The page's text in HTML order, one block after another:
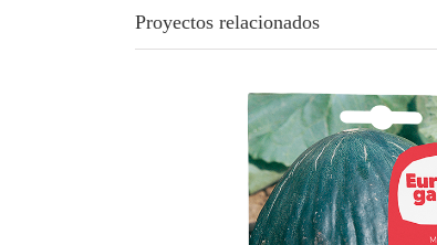
Proyectos relacionados